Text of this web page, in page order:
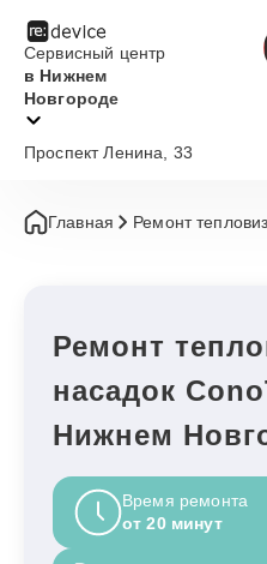
Сервисный центр
в Нижнем
Новгороде
Проспект Ленина, 33
Главная Ремонт
Ремонт
насадок
Нижнем
Время ремонта
от 20 минут